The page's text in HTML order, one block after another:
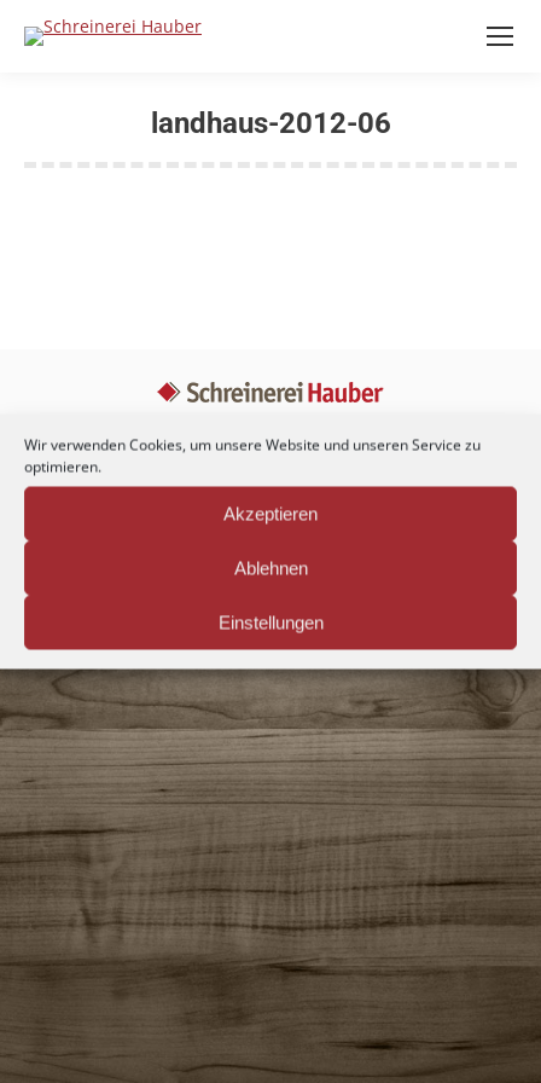
Wir verwenden Cookies, um unsere Website und unseren Service zu
optimieren.
Akzeptieren
Ablehnen
Einstellungen
landhaus-2012-06
Cookie Richtlinie (EU) Kontakt | Impressum Datenschutz